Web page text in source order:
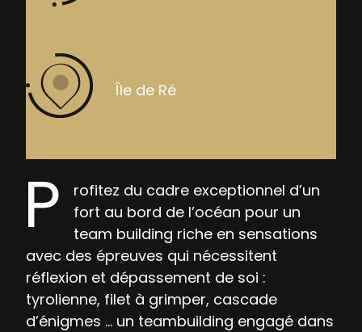
Île de Ré
P
rofitez du cadre exceptionnel d’un
fort au bord de l’océan pour un
team building riche en sensations
avec des épreuves qui nécessitent
réflexion et dépassement de soi :
tyrolienne, filet à grimper, cascade
d’énigmes … un teambuilding engagé dans